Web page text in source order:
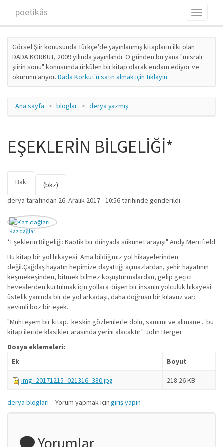
pöetikâs
Toggle
Görsel Şiir konusunda Türkçe'de yayınlanmış kitapların ilki olan
DADA KORKUT, 2009 yılında yayınlandı. O günden bu yana "mısralı
şiirin sonu" konusunda ürkülen bir kitap olarak endam ediyor ve
okurunu arıyor. Dada Korkut'u satın almak için tıklayın.
Ana sayfa bloglar derya yazmış
EŞEKLERİN BİLGELİĞİ*
Birincil sekmeler
Bak
sekme)
(bkz)
derya tarafından 26. Aralık 2017 - 10:56 tarihinde gönderildi
Kaz dağları
*Eşeklerin Bilgeliği: Kaotik bir dünyada sükunet arayışı" Andy Merrıfıeld
Bu kitap bir yol hikayesi. Ama bildiğimiz yol hikayelerinden
değil.Çağdaş hayatın hepimize dayattığı açmazlardan, şehir hayatının
keşmekeşinden, bitmek bilmez koşuşturmalardan, gelip geçici
heveslerden kurtulmak için yollara düşen bir insanın yolculuk hikayesi.
üstelik yanında bir de yol arkadaşı, daha doğrusu bir kılavuz var:
sevimli boz bir eşek.
"Muhteşem bir kitap.. keskin gözlemlerle dolu, samimi ve alimane... bu
kitap ileride klasikler arasında yerini alacaktır." John Berger
Dosya eklemeleri:
Ek
Boyut
img_20171215_021316_380.jpg 218.26 KB
derya blogları Yorum yapmak için giriş yapın
Yorumlar